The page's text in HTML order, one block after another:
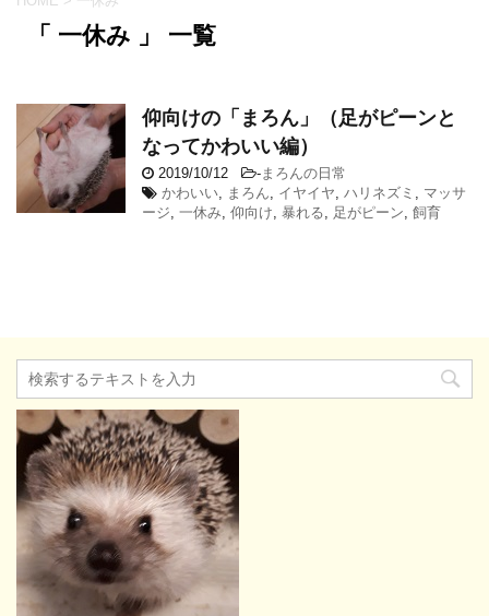
「 一休み 」 一覧
仰向けの「まろん」（足がピーンと
なってかわいい編）
2019/10/12 -まろんの日常
かわいい, まろん, イヤイヤ, ハリネズミ , マッサ
ージ, 一休み, 仰向け, 暴れる, 足がピーン, 飼育